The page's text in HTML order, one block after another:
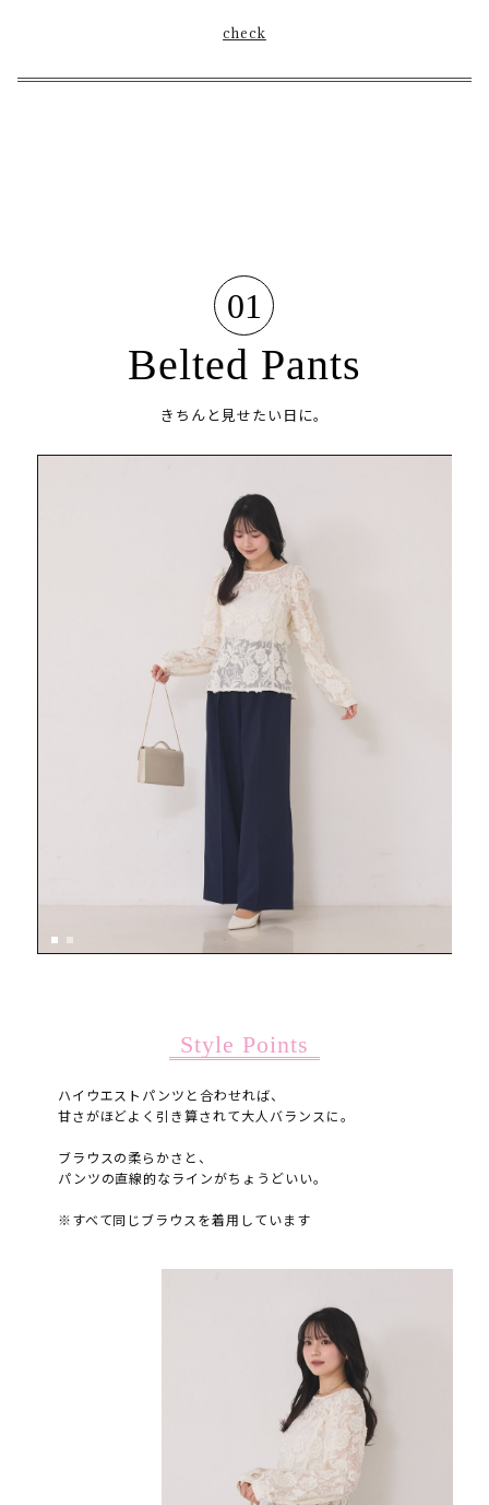
check
01
Belted Pants
きちんと見せたい日に。
Style Points
ハイウエストパンツと合わせれば、
甘さがほどよく引き算されて大人バランスに。
ブラウスの柔らかさと、
パンツの直線的なラインがちょうどいい。
※すべて同じブラウスを着用しています